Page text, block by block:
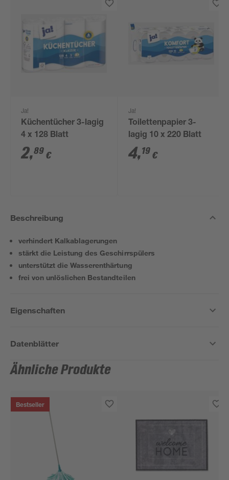
Ja!
Küchentücher 3-lagig
4 x 128 Blatt
2,89 €
Ja!
Toilettenpapier 3-
lagig 10 x 220 Blatt
4,19 €
Beschreibung
verhindert Kalkablagerungen
stärkt die Leistung des Geschirrspülers
unterstützt die Wasserenthärtung
frei von unlöslichen Bestandteilen
Eigenschaften
Datenblätter
Ähnliche Produkte
Bestseller